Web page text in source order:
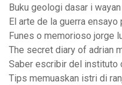
Buku geologi dasar i
El arte de la guerra ensayo
Funes o memorioso jorge
The secret diary of adrian
Saber escribir del instituto
Tips memuaskan istri di